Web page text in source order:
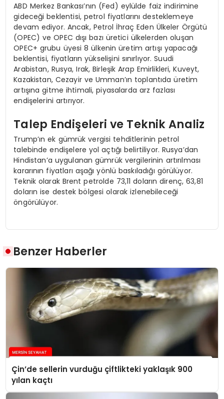
ABD Merkez Bankası’nın (Fed) eylülde faiz indirimine
gideceği beklentisi, petrol fiyatlarını desteklemeye
devam ediyor. Ancak, Petrol İhraç Eden Ülkeler Örgütü
(OPEC) ve OPEC dışı bazı üretici ülkelerden oluşan
OPEC+ grubu üyesi 8 ülkenin üretim artışı yapacağı
beklentisi, fiyatların yükselişini sınırlıyor. Suudi
Arabistan, Rusya, Irak, Birleşik Arap Emirlikleri, Kuveyt,
Kazakistan, Cezayir ve Umman’ın toplantıda üretim
artışına gitme ihtimali, piyasalarda arz fazlası
endişelerini artırıyor.
Talep Endişeleri ve Teknik Analiz
Trump’ın ek gümrük vergisi tehditlerinin petrol
talebinde endişelere yol açtığı belirtiliyor. Rusya’dan
Hindistan’a uygulanan gümrük vergilerinin artırılması
kararının fiyatları aşağı yönlü baskıladığı görülüyor.
Teknik olarak Brent petrolde 73,11 doların direnç, 63,81
doların ise destek bölgesi olarak izlenebileceği
öngörülüyor.
Benzer Haberler
Çin’de sellerin vurduğu çiftlikteki yaklaşık 900
yılan kaçtı